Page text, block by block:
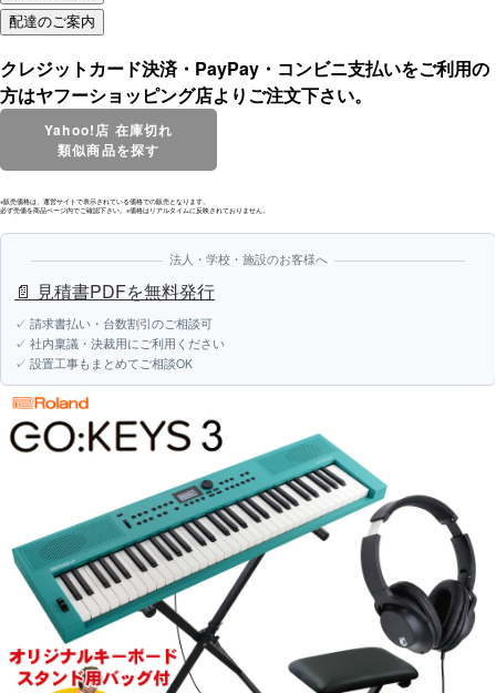
クレジットカード決済・PayPay・コンビニ支払いをご利用の
方はヤフーショッピング店よりご注文下さい。
Yahoo!店 在庫切れ
類似商品を探す
※販売価格は、運営サイトで表示されている価格での販売となります。
必ず売価を商品ページ内でご確認下さい。※価格はリアルタイムに反映されておりません。
法人・学校・施設のお客様へ
📄 見積書PDFを無料発行
✓ 請求書払い・台数割引のご相談可
✓ 社内稟議・決裁用にご利用ください
✓ 設置工事もまとめてご相談OK